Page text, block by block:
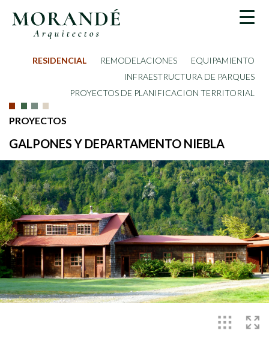
RESIDENCIAL REMODELACIONES
EQUIPAMIENTO
INFRAESTRUCTURA DE PARQUES
PROYECTOS DE PLANIFICACION TERRITORIAL
PROYECTOS
GALPONES Y DEPARTAMENTO NIEBLA